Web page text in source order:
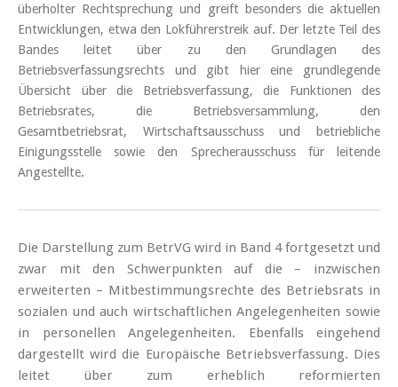
überholter Rechtsprechung und greift besonders die aktuellen
Entwicklungen, etwa den Lokführerstreik auf. Der letzte Teil des
Bandes leitet über zu den Grundlagen des
Betriebsverfassungsrechts und gibt hier eine grundlegende
Übersicht über die Betriebsverfassung, die Funktionen des
Betriebsrates, die Betriebsversammlung, den
Gesamtbetriebsrat, Wirtschaftsausschuss und betriebliche
Einigungsstelle sowie den Sprecherausschuss für leitende
Angestellte.
Die Darstellung zum BetrVG wird in Band 4 fortgesetzt und
zwar mit den Schwerpunkten auf die – inzwischen
erweiterten – Mitbestimmungsrechte des Betriebsrats in
sozialen und auch wirtschaftlichen Angelegenheiten sowie
in personellen Angelegenheiten. Ebenfalls eingehend
dargestellt wird die Europäische Betriebsverfassung. Dies
leitet über zum erheblich reformierten